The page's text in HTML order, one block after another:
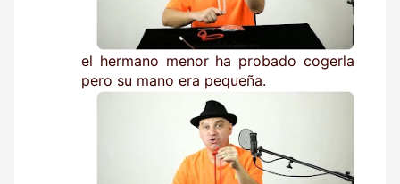
el hermano menor ha probado cogerla
pero su mano era pequeña.